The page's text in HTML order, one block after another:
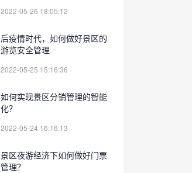
2022-05-26 18:05:12
后疫情时代，如何做好景区的
游览安全管理
2022-05-25 15:16:36
如何实现景区分销管理的智能
化？
2022-05-24 16:16:13
景区夜游经济下如何做好门票
管理？